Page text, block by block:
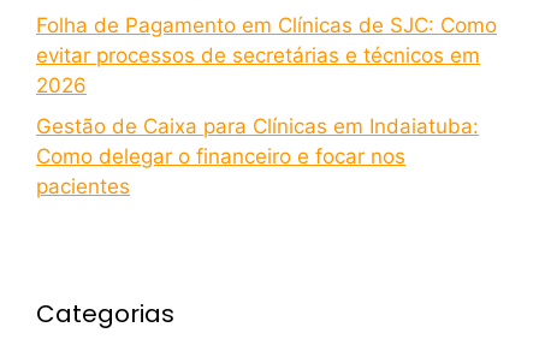
Folha de Pagamento em Clínicas de SJC: Como
evitar processos de secretárias e técnicos em
2026
Gestão de Caixa para Clínicas em Indaiatuba:
Como delegar o financeiro e focar nos
pacientes
Categorias